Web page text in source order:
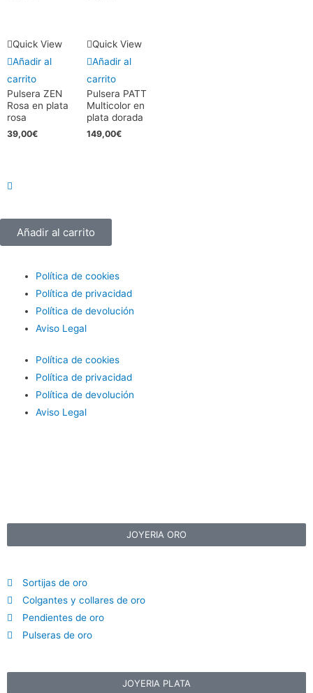
Quick View
Añadir al
carrito
Pulsera ZEN
Rosa en plata
rosa
39,00€
Quick View
Añadir al
carrito
Pulsera PATT
Multicolor en
plata dorada
149,00€
Añadir al carrito
Política de cookies
Política de privacidad
Política de devolución
Aviso Legal
Política de cookies
Política de privacidad
Política de devolución
Aviso Legal
JOYERIA ORO
Sortijas de oro
Colgantes y collares de oro
Pendientes de oro
Pulseras de oro
JOYERIA PLATA